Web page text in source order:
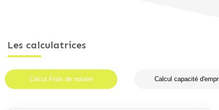
Les calculatrices
Calcul Frais de notaire Calcul capacité